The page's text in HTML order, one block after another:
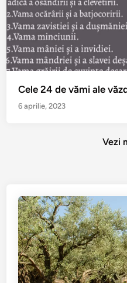
Cele 24 de vămi ale
6 aprilie, 2023
Vezi